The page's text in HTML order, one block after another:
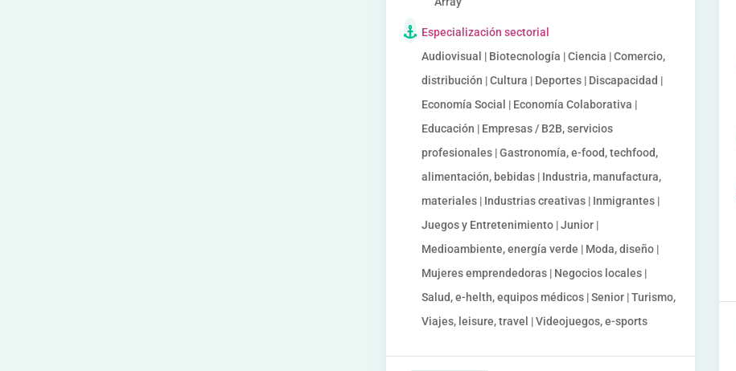
Especialización sectorial
Audiovisual | Biotecnología | Ciencia | Comercio,
distribución | Cultura | Deportes | Discapacidad |
Economía Social | Economía Colaborativa |
Educación | Empresas / B2B, servicios
profesionales | Gastronomía, e-food, techfood,
alimentación, bebidas | Industria, manufactura,
materiales | Industrias creativas | Inmigrantes |
Juegos y Entretenimiento | Junior |
Medioambiente, energía verde | Moda, diseño |
Mujeres emprendedoras | Negocios locales |
Salud, e-helth, equipos médicos | Senior | Turismo,
Viajes, leisure, travel | Videojuegos, e-sports